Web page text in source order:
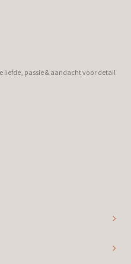
liefde, passie & aandacht voor detail